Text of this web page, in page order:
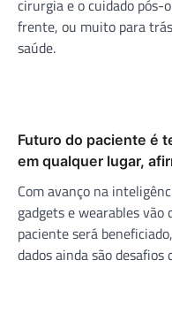
cirurgia e o cuidado
frente, ou muito para
saúde.
Futuro do paciente é
em qualquer lugar,
Com avanço na
gadgets e wearables vão
paciente será
dados ainda são desafios